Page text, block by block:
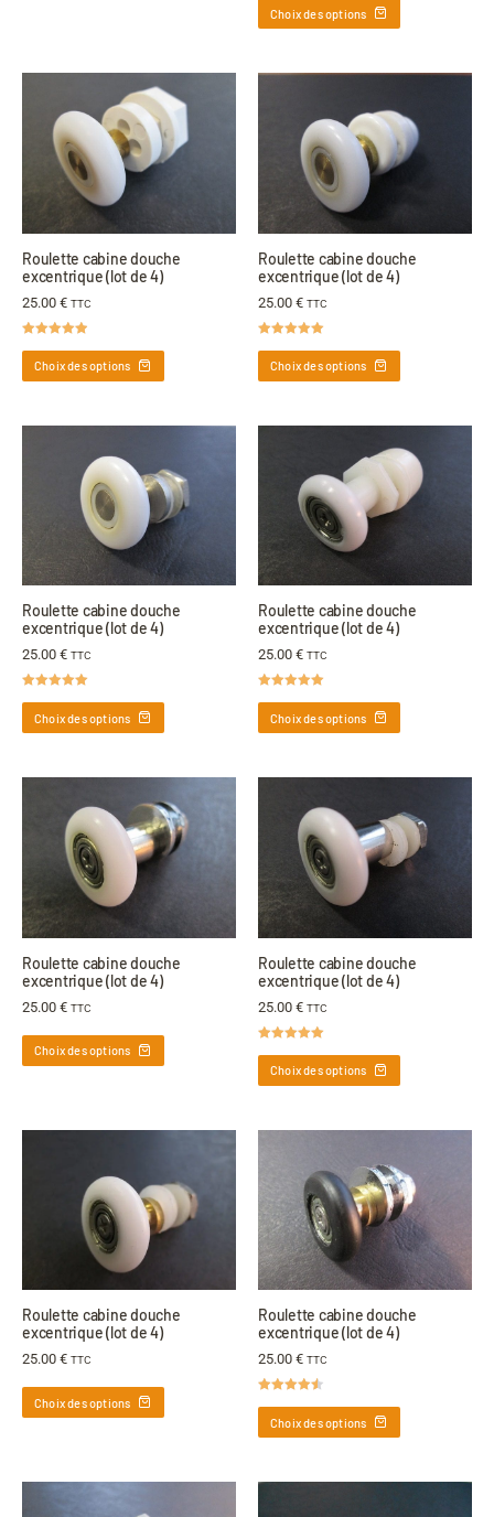
Choix des options
Roulette cabine douche
excentrique (lot de 4)
25.00 € TTC
Choix des options
Roulette cabine douche
excentrique (lot de 4)
25.00 € TTC
Choix des options
Roulette cabine douche
excentrique (lot de 4)
25.00 € TTC
Choix des options
Roulette cabine douche
excentrique (lot de 4)
25.00 € TTC
Choix des options
Roulette cabine douche
excentrique (lot de 4)
25.00 € TTC
Choix des options
Roulette cabine douche
excentrique (lot de 4)
25.00 € TTC
Choix des options
Roulette cabine douche
excentrique (lot de 4)
25.00 € TTC
Choix des options
Roulette cabine douche
excentrique (lot de 4)
25.00 € TTC
Choix des options